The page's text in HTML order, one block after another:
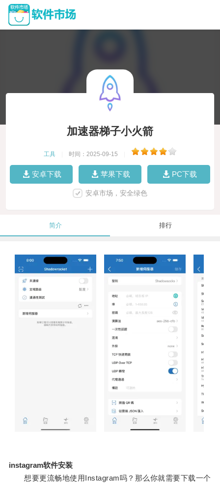
加速器梯子小火箭
工具 时间：2025-09-15
安卓下载 苹果下载 PC下载
安卓市场，安全绿色
简介 排行
instagram软件安装
想要更流畅地使用Instagram吗？那么你就需要下载一个